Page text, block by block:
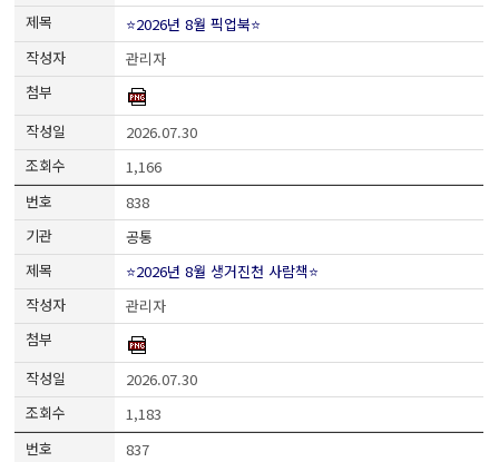
⭐2026년 8월 픽업북⭐
관리자
2026.07.30
1,166
838
공통
⭐2026년 8월 생거진천 사람책⭐
관리자
2026.07.30
1,183
837